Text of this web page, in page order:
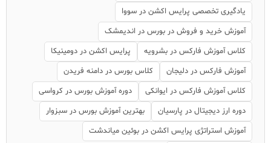
یادگیری تخصصی پرایس اکشن در سووا
آموزش خرید و فروش در بورس در اندیمشک
کلاس آموزش فارکس در بشرویه
پرایس اکشن در دومینیکا
آموزش فارکس در دلیجان
کلاس بورس در دامنه فریدن
کلاس آموزش فارکس در ایوانکی
دوره آموزش بورس در کرواسی
دوره ارز دیجیتال در پارسیان
بهترین آموزش بورس در سبزوار
آموزش استراتژی پرایس اکشن در بوئین میاندشت